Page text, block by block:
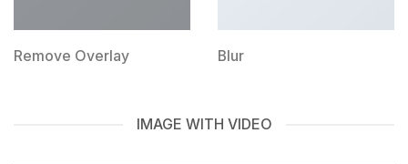
Remove Overlay Blur
IMAGE WITH VIDEO